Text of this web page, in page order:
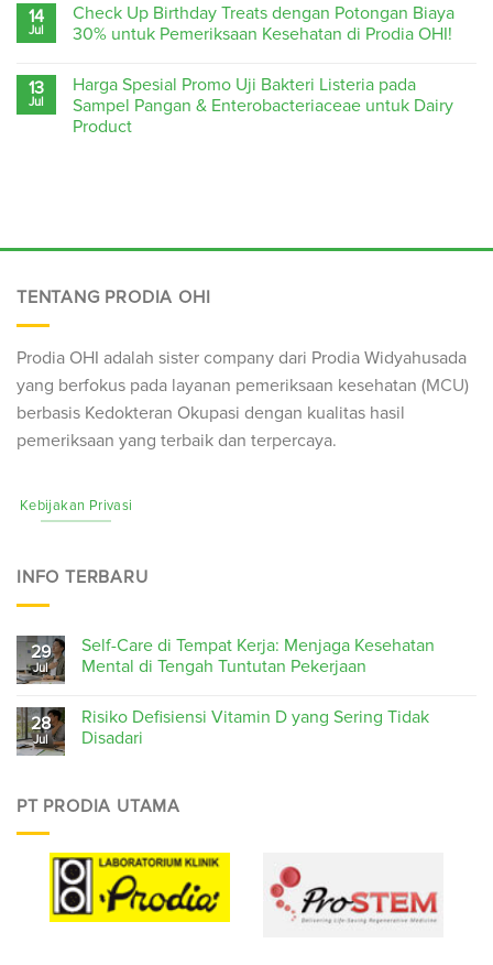
14
Jul
Check Up Birthday Treats dengan Potongan Biaya
30% untuk Pemeriksaan Kesehatan di Prodia OHI!
13
Jul
Harga Spesial Promo Uji Bakteri Listeria pada
Sampel Pangan & Enterobacteriaceae untuk Dairy
Product
TENTANG PRODIA OHI
Prodia OHI adalah sister company dari Prodia Widyahusada
yang berfokus pada layanan pemeriksaan kesehatan (MCU)
berbasis Kedokteran Okupasi dengan kualitas hasil
pemeriksaan yang terbaik dan terpercaya.
Kebijakan Privasi
INFO TERBARU
29
Jul
Self-Care di Tempat Kerja: Menjaga Kesehatan
Mental di Tengah Tuntutan Pekerjaan
28
Jul
Risiko Defisiensi Vitamin D yang Sering Tidak
Disadari
PT PRODIA UTAMA